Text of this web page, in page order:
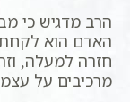
הרב מדגיש כי
האדם הוא
חזרה למעלה,
מרכיבים על